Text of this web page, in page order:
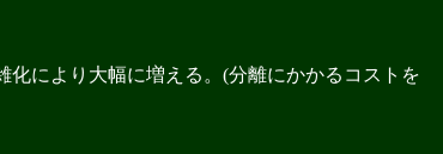
により大幅に増える。(分離にかかるコストを